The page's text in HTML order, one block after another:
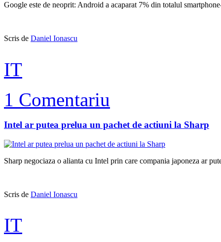
Google este de neoprit: Android a acaparat 7% din totalul
Scris de Daniel Ionascu
IT
1 Comentariu
Intel ar putea prelua un pachet de actiuni la Sharp
Sharp negociaza o alianta cu Intel prin care compania japoneza ar
Scris de Daniel Ionascu
IT